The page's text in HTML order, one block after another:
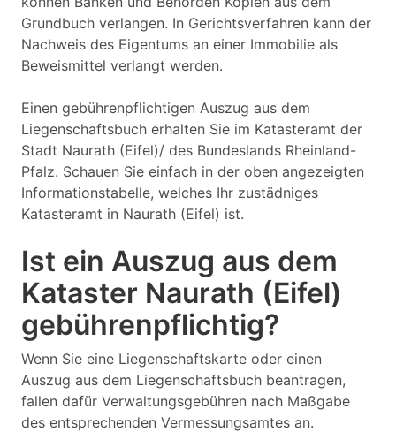
Grundbuch verlangen. In Gerichtsverfahren kann der
Nachweis des Eigentums an einer Immobilie als
Beweismittel verlangt werden.
Einen gebührenpflichtigen Auszug aus dem
Liegenschaftsbuch erhalten Sie im Katasteramt der
Stadt Naurath (Eifel)/ des Bundeslands Rheinland-
Pfalz. Schauen Sie einfach in der oben angezeigten
Informationstabelle, welches Ihr zustädniges
Katasteramt in Naurath (Eifel) ist.
Ist ein Auszug aus dem
Kataster Naurath (Eifel)
gebührenpflichtig?
Wenn Sie eine Liegenschaftskarte oder einen
Auszug aus dem Liegenschaftsbuch beantragen,
fallen dafür Verwaltungsgebühren nach Maßgabe
des entsprechenden Vermessungsamtes an.